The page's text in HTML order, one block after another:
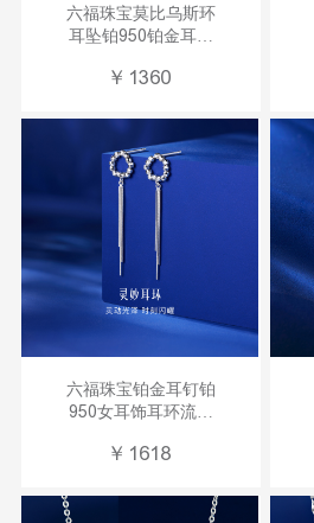
六福珠宝莫比乌斯环
耳坠铂950铂金耳钉
GJPTBE0008
￥ 1360
六福珠宝铂金耳钉铂
950女耳饰耳环流苏
L19TBPE0009
￥ 1618